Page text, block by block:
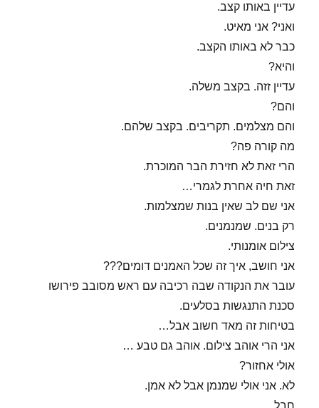
עדיין באותו קצב.
ואני? אני מאיט.
כבר לא באותו הקצב.
והיא?
עדיין זזה. בקצב משלה.
והם?
והם מצלמים. תקריבים. בקצב שלהם.
מה קורה פה?
הרי זאת לא חזירת הבר המוכרת.
זאת חיה אחרת לגמרי…
אני שם לב שאין בנות שמצלמות.
רק בנים. שמנמנים.
צילום אומנותי.
אני חושב, איך זה שכל האמנים דומים???
עובר את הנקודה שבה רכיבה עם ראש מסובב פירושו
סכנת התנגשות בסלעים.
בטיחות זה מאד חשוב אבל…
אני הרי אוהב צילום. אוהב גם טבע …
אולי אחזור?
לא. אני אולי שמנמן אבל לא אמן.
חבל.